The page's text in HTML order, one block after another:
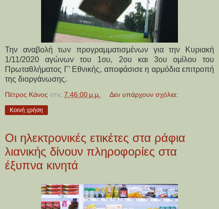
Την αναβολή των προγραμματισμένων για την Κυριακή
1/11/2020 αγώνων του 1ου, 2ου και 3ου ομίλου του
Πρωταθλήματος Γ’ Εθνικής, αποφάσισε η αρμόδια επιτροπή
της διοργάνωσης.
Πέτρος Κάνος στις 7:46:00 μ.μ. Δεν υπάρχουν σχόλια:
Κοινή χρήση
Οι ηλεκτρονικές ετικέτες στα ράφια
λιανικής δίνουν πληροφορίες στα
έξυπνα κινητά